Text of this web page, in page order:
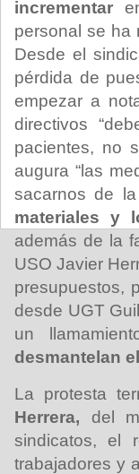
incrementar
personal se ha
Desde el
pérdida de
empezar a
directivos
pacientes, no
augura “las
sacarnos de
materiales y
además de la
USO Javier
presupuestos,
desde UGT
un
desmantelan
La protesta
Herrera, del
sindicatos, el
trabajadores y